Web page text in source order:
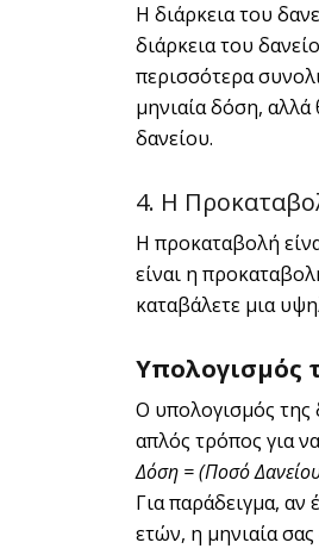
Η διάρκεια του
διάρκεια του
περισσότερα
μηνιαία δόση,
δανείου.
4. Η
Η προκαταβολή
είναι η
καταβάλετε μια
Υπολογισμός
Ο υπολογισμός της
απλός τρόπος για
Δόση = (Ποσό
Για παράδειγμα, αν
ετών, η μηνιαία